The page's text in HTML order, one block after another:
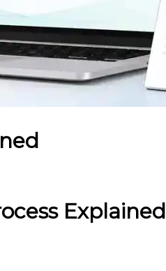
Explained